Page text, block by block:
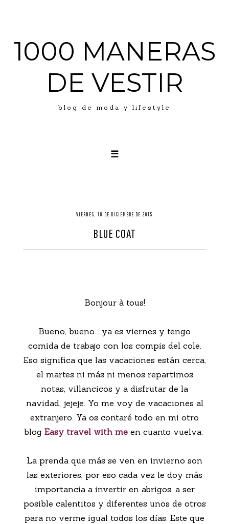
1000 MANERAS
DE VESTIR
blog de moda y lifestyle
☰
PRESS
CONTACTO
VIERNES, 18 DE DICIEMBRE DE 2015
BLUE COAT
Bonjour à tous!
Bueno, bueno... ya es viernes y tengo
comida de trabajo con los compis del cole.
Eso significa que las vacaciones están cerca,
el martes ni más ni menos repartimos
notas, villancicos y a disfrutar de la
navidad, jejeje. Yo me voy de vacaciones al
extranjero. Ya os contaré todo en mi otro
blog Easy travel with me en cuanto vuelva.
La prenda que más se ven en invierno son
las exteriores, por eso cada vez le doy más
importancia a invertir en abrigos, a ser
posible calentitos y diferentes unos de otros
para no verme igual todos los días. Este que